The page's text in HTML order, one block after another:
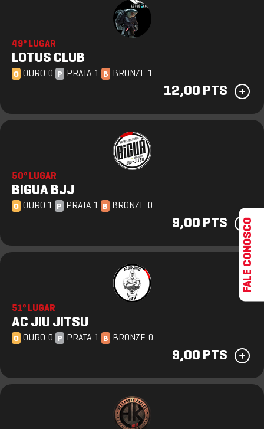
49º LUGAR
LOTUS CLUB
O OURO 0 P PRATA 1 B BRONZE 1
12,00 PTS
50º LUGAR
BIGUA BJJ
O OURO 1 P PRATA 1 B BRONZE 0
9,00 PTS
51º LUGAR
AC JIU JITSU
O OURO 0 P PRATA 1 B BRONZE 0
9,00 PTS
FALE CONOSCO